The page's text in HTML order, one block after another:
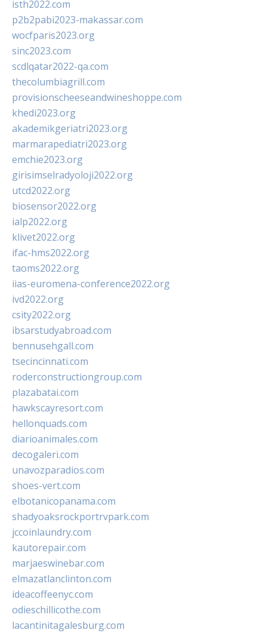
isth2022.com
p2b2pabi2023-makassar.com
wocfparis2023.org
sinc2023.com
scdlqatar2022-qa.com
thecolumbiagrill.com
provisionscheeseandwineshoppe.com
khedi2023.org
akademikgeriatri2023.org
marmarapediatri2023.org
emchie2023.org
girisimselradyoloji2022.org
utcd2022.org
biosensor2022.org
ialp2022.org
klivet2022.org
ifac-hms2022.org
taoms2022.org
iias-euromena-conference2022.org
ivd2022.org
csity2022.org
ibsarstudyabroad.com
bennusehgall.com
tsecincinnati.com
roderconstructiongroup.com
plazabatai.com
hawkscayresort.com
hellonquads.com
diarioanimales.com
decogaleri.com
unavozparadios.com
shoes-vert.com
elbotanicopanama.com
shadyoaksrockportrvpark.com
jccoinlaundry.com
kautorepair.com
marjaeswinebar.com
elmazatlanclinton.com
ideacoffeenyc.com
odieschillicothe.com
lacantinitagalesburg.com